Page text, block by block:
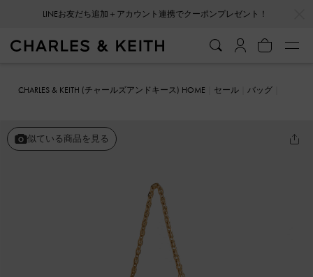
CHARLES & KEITH (チャールズアンドキース) HOME セール
バッグ
似ている商品を見る